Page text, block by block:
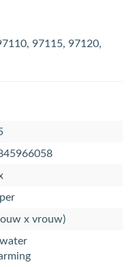
97115, 97120,
x vrouw)